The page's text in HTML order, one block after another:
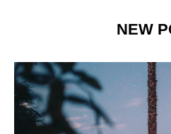
い映画３選
YUME
2022.11.01
NEW